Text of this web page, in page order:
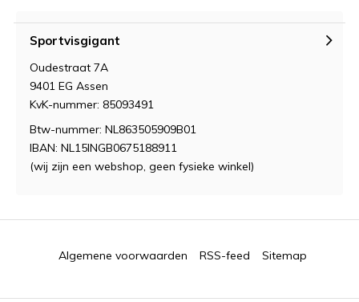
Sportvisgigant
Oudestraat 7A
9401 EG Assen
KvK-nummer: 85093491
Btw-nummer: NL863505909B01
IBAN: NL15INGB0675188911
(wij zijn een webshop, geen fysieke winkel)
Algemene voorwaarden RSS-feed Sitemap